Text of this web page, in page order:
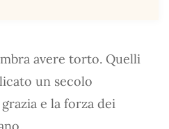
avere torto. Quelli
un secolo
e la forza dei